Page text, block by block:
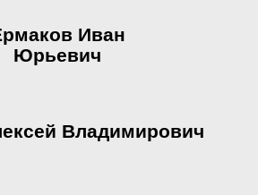
Иван
Юрьевич
Владимирович